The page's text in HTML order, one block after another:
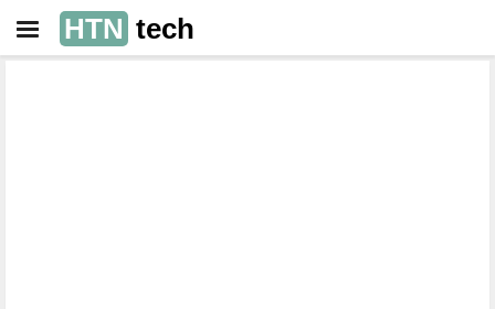
HTN tech